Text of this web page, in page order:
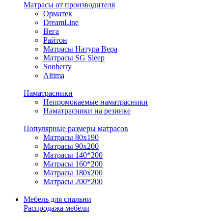
Матрасы от производителя
Орматек
DreamLine
Вега
Райтон
Матрасы Натура Вера
Матрасы SG Sleep
Sonberry
Altima
Наматрасники
Непромокаемые наматрасники
Наматрасники на резинке
Популярные размеры матрасов
Матрасы 80x190
Матрасы 90x200
Матрасы 140*200
Матрасы 160*200
Матрасы 180x200
Матрасы 200*200
Мебель для спальни
Распродажа мебели